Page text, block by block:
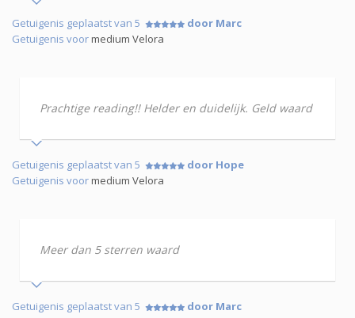
Getuigenis geplaatst van 5
door Marc
Getuigenis voormedium Velora
Prachtige reading!! Helder en duidelijk. Geld waard
Getuigenis geplaatst van 5
door Hope
Getuigenis voormedium Velora
Meer dan 5 sterren waard
Getuigenis geplaatst van 5
door Marc